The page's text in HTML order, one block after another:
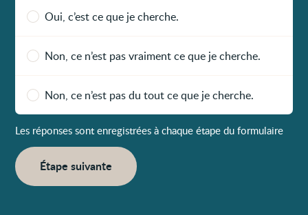
Oui, c’est ce que je cherche.
Non, ce n’est pas vraiment ce que je cherche.
Non, ce n’est pas du tout ce que je cherche.
Les réponses sont enregistrées à chaque étape du formulaire
Étape suivante